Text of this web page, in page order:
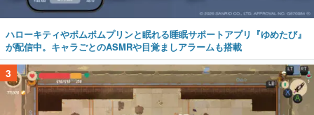
ハローキティやポムポムプリンと眠れる睡眠サポートアプリ『ゆめたび』
が配信中。キャラごとのASMRや目覚ましアラームも搭載
3